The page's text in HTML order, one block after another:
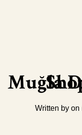
Muğla
Written by on